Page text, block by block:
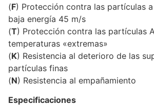
(F) Protección contra las partículas
baja energía 45 m/s
(T) Protección contra las partículas
temperaturas «extremas»
(K) Resistencia al deterioro de las
partículas finas
(N) Resistencia al empañamiento
Especificaciones